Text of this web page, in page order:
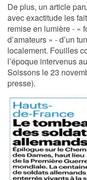
De plus, un article
avec exactitude les
remise en lumière - «
d’amateurs » - d’un
localement. Fouilles
l’époque intervenus
Soissons le 23
presse).